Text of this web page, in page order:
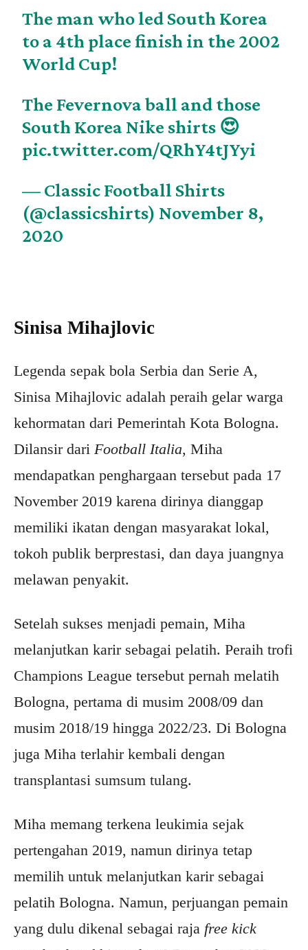
The man who led South Korea
to a 4th place finish in the 2002
World Cup!
The Fevernova ball and those
South Korea Nike shirts 😍
pic.twitter.com/QRhY4tJYyi
— Classic Football Shirts
(@classicshirts) November 8,
2020
Sinisa Mihajlovic
Legenda sepak bola Serbia dan Serie A,
Sinisa Mihajlovic adalah peraih gelar warga
kehormatan dari Pemerintah Kota Bologna.
Dilansir dari Football Italia, Miha
mendapatkan penghargaan tersebut pada 17
November 2019 karena dirinya dianggap
memiliki ikatan dengan masyarakat lokal,
tokoh publik berprestasi, dan daya juangnya
melawan penyakit.
Setelah sukses menjadi pemain, Miha
melanjutkan karir sebagai pelatih. Peraih trofi
Champions League tersebut pernah melatih
Bologna, pertama di musim 2008/09 dan
musim 2018/19 hingga 2022/23. Di Bologna
juga Miha terlahir kembali dengan
transplantasi sumsum tulang.
Miha memang terkena leukimia sejak
pertengahan 2019, namun dirinya tetap
memilih untuk melanjutkan karir sebagai
pelatih Bologna. Namun, perjuangan pemain
yang dulu dikenal sebagai raja free kick